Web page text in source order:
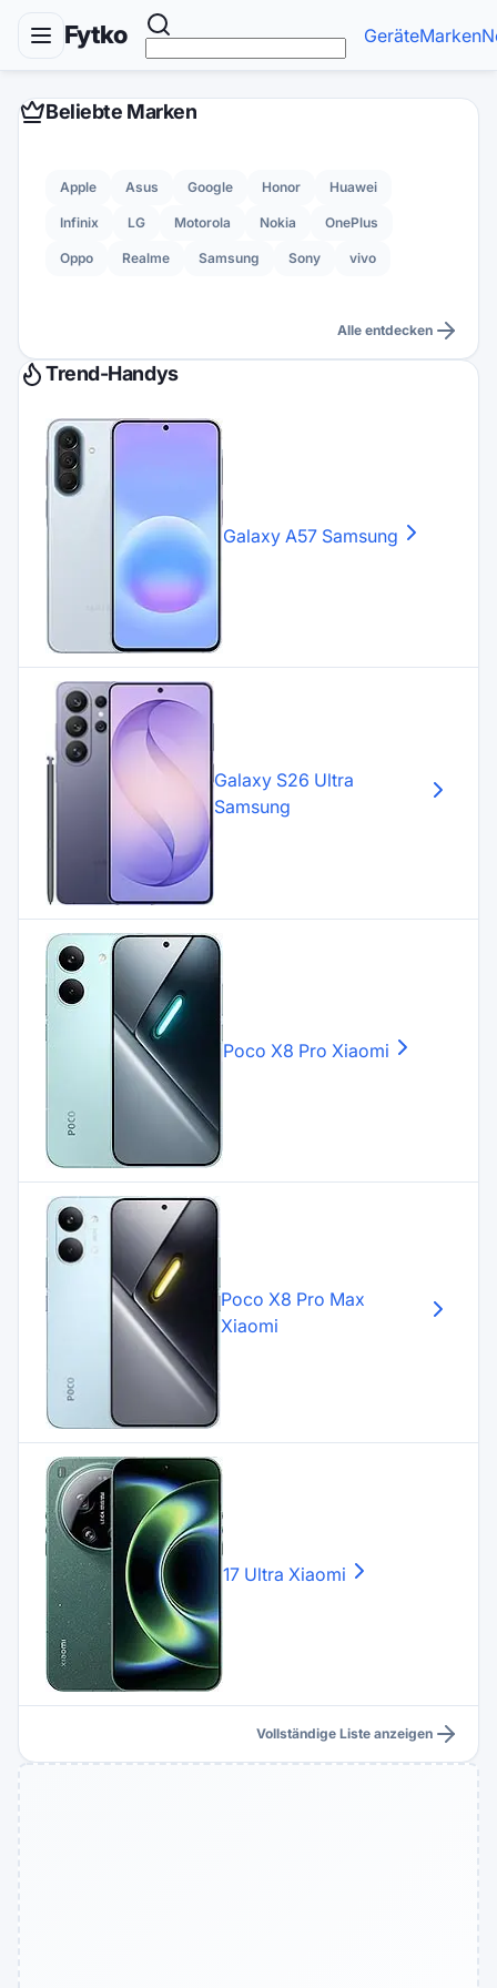
Fytko GeräteMarken
Beliebte Marken
Apple Asus Google Honor Huawei
Infinix LG Motorola Nokia OnePlus
Oppo Realme Samsung Sony vivo
Alle entdecken
Trend-Handys
Galaxy A57 Samsung
Galaxy S26 Ultra
Samsung
Poco X8 Pro Xiaomi
Poco X8 Pro Max
Xiaomi
17 Ultra Xiaomi
Vollständige Liste anzeigen